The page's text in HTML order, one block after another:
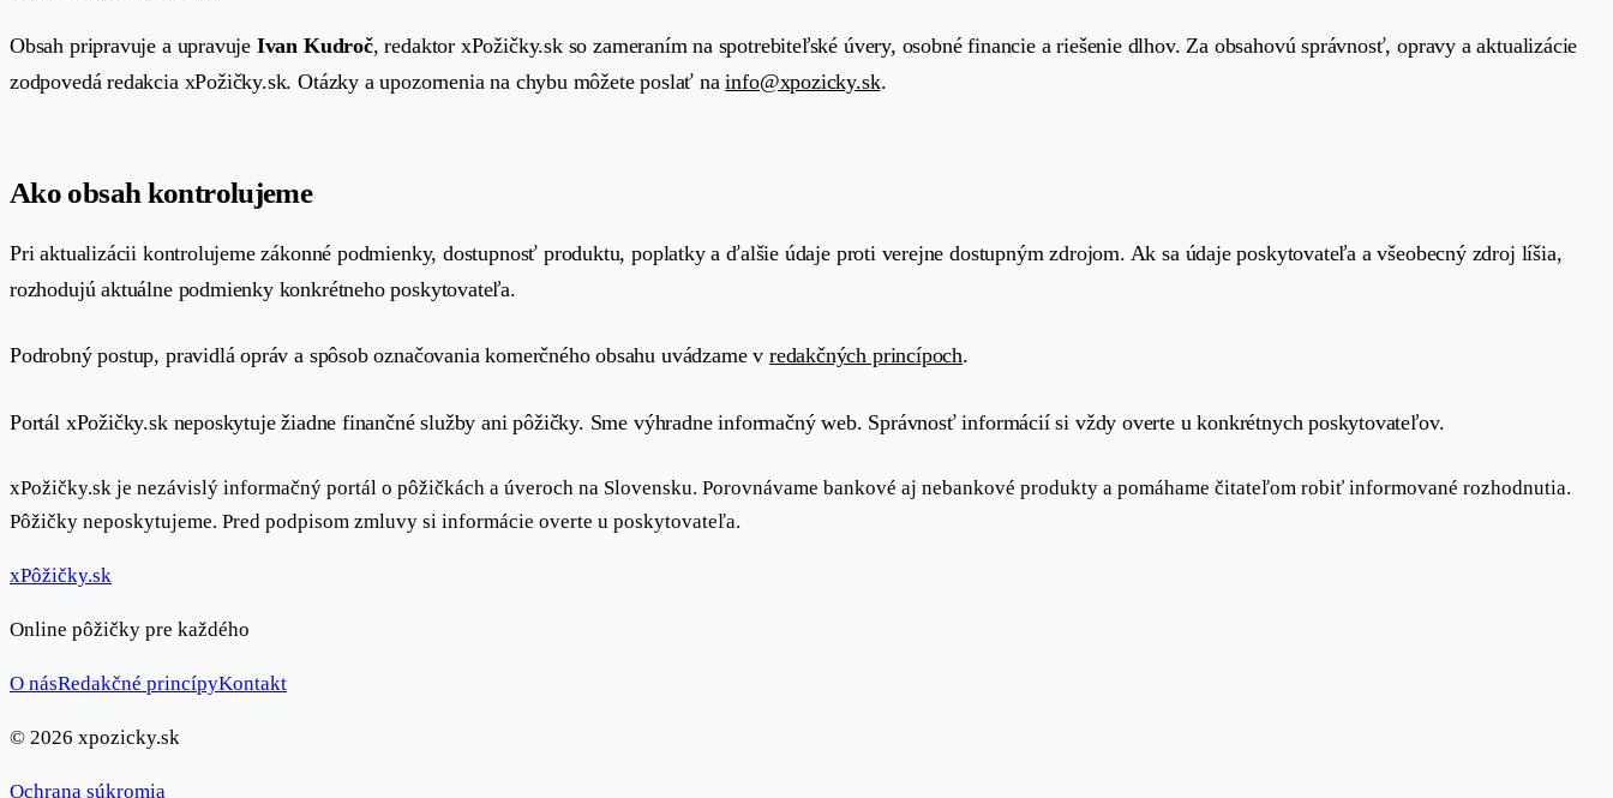
Obsah pripravuje a upravuje Ivan Kudroč, redaktor xPožičky.sk so zameraním na spotrebiteľské úvery, osobné financie a riešenie dlhov. Za obsahovú správnosť, opravy a aktualizácie
zodpovedá redakcia xPožičky.sk. Otázky a upozornenia na chybu môžete poslať nainfo@xpozicky.sk.
Ako obsah kontrolujeme
Pri aktualizácii kontrolujeme zákonné podmienky, dostupnosť produktu, poplatky a ďalšie údaje proti verejne dostupným zdrojom. Ak sa údaje poskytovateľa a všeobecný zdroj líšia,
rozhodujú aktuálne podmienky konkrétneho poskytovateľa.
Podrobný postup, pravidlá opráv a spôsob označovania komerčného obsahu uvádzame v redakčných princípoch.
Portál xPožičky.sk neposkytuje žiadne finančné služby ani pôžičky. Sme výhradne informačný web. Správnosť informácií si vždy overte u konkrétnych poskytovateľov.
xPožičky.sk je nezávislý informačný portál o pôžičkách a úveroch na Slovensku. Porovnávame bankové aj nebankové produkty a pomáhame čitateľom robiť informované rozhodnutia.
Pôžičky neposkytujeme. Pred podpisom zmluvy si informácie overte u poskytovateľa.
xPôžičky.sk
Online pôžičky pre každého
O násRedakčné princípyKontakt
© 2026 xpozicky.sk
Ochrana súkromia